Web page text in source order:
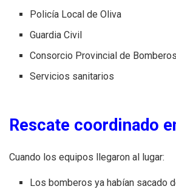
Policía Local de Oliva
Guardia Civil
Consorcio Provincial de
Servicios sanitarios
Rescate coordinado
Cuando los equipos llegaron al lugar:
Los bomberos ya habían sacado